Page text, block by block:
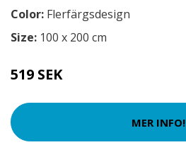
Color: Flerfärgsdesign
Size: 100 x 200 cm
519 SEK
MER INFO!